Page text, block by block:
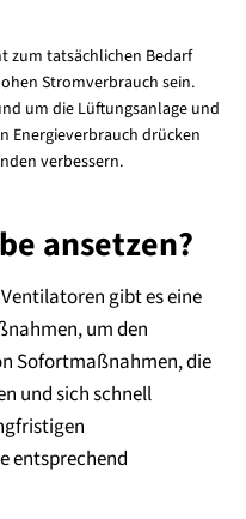
zum tatsächlichen Bedarf
Stromverbrauch sein.
um die Lüftungsanlage und
Energieverbrauch drücken
verbessern.
ansetzen?
gibt es eine
um den
Sofortmaßnahmen, die
und sich schnell
entsprechend